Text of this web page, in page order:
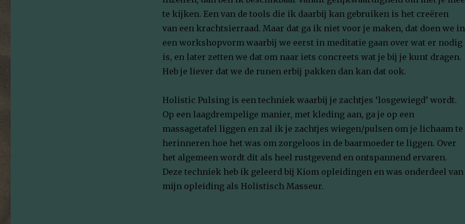
te kijken. Een van de tools die ik daarbij kan gebruiken is het creëren
van een krachtsierraad. Maar dat ga ik niet voor je maken, dat doen we in
een workshopvorm waarbij we eerst in meditatie gaan over wat er nodig
is, en later zetten we dat om naar iets concreets wat je bij je kunt dragen.
Heb je liever dat we de runen erbij pakken dan kan dat ook.
Holistic Pulsing is een techniek waarbij je zachtjes ‘losgewiegd’ wordt.
Op een laagdrempelige manier, met kleding aan, ga je op een
massagetafel liggen en zal ik je zachtjes wiegen/pulsen om je lichaam te
herinneren hoe het was om zorgeloos in de baarmoeder te liggen. Over
het algemeen wordt dit als heel rustgevend en ontspannend ervaren.
Deze techniek heb ik geleerd bij Kiom opleidingen en was onderdeel van
mijn opleiding als Holistisch Masseur.